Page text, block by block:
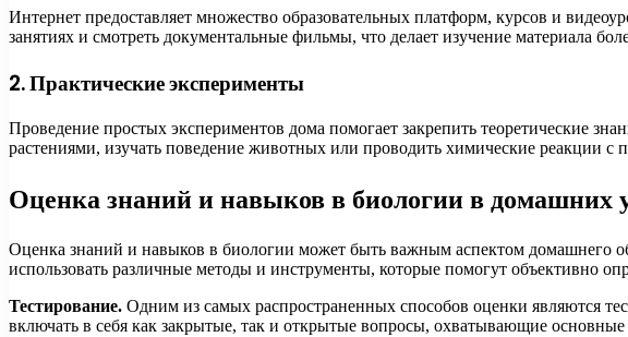
Интернет предоставляет множество образовательных платформ, курсов и
занятиях и смотреть документальные фильмы, что делает изучение материала
2. Практические эксперименты
Проведение простых экспериментов дома помогает закрепить теоретические
растениями, изучать поведение животных или проводить химические реакции
Оценка знаний и навыков в биологии в домашних
Оценка знаний и навыков в биологии может быть важным аспектом домашнего
использовать различные методы и инструменты, которые помогут объективно
Тестирование. Одним из самых распространенных способов оценки являются
включать в себя как закрытые, так и открытые вопросы, охватывающие